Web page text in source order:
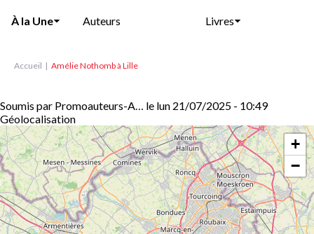
À la Une Auteurs Livres
Accueil Amélie Nothomb à Lille
Soumis par Promoauteurs-A… le lun 21/07/2025 - 10:49
Géolocalisation
+
−